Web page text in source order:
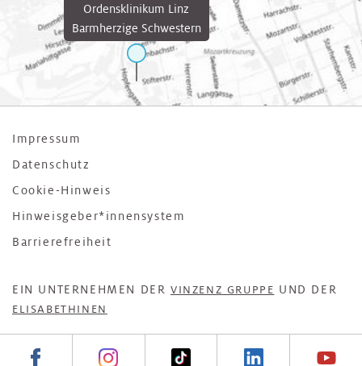
Ordensklinikum Linz
Barmherzige Schwestern
Impressum
Datenschutz
Cookie-Hinweis
Hinweisgeber*innensystem
Barrierefreiheit
EIN UNTERNEHMEN DER VINZENZ GRUPPE UND DER
ELISABETHINEN